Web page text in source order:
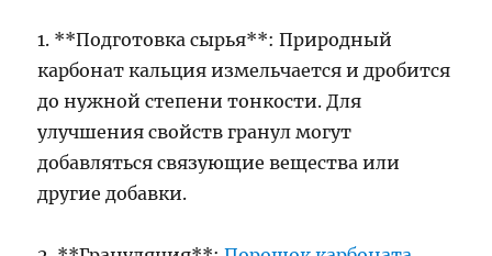
1. **Подготовка сырья**: Природный
карбонат кальция измельчается и дробится
до нужной степени тонкости. Для
улучшения свойств гранул могут
добавляться связующие вещества или
другие добавки.